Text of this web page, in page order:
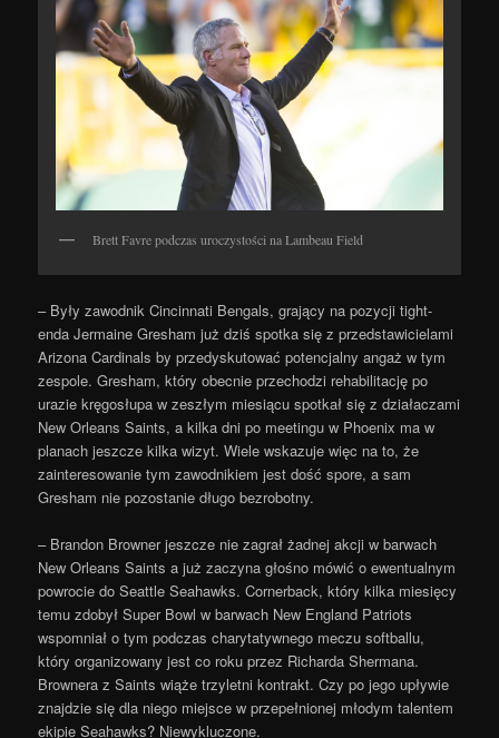
Brett Favre podczas uroczystości na Lambeau Field
– Były zawodnik Cincinnati Bengals, grający na pozycji tight-
enda Jermaine Gresham już dziś spotka się z przedstawicielami
Arizona Cardinals by przedyskutować potencjalny angaż w tym
zespole. Gresham, który obecnie przechodzi rehabilitację po
urazie kręgosłupa w zeszłym miesiącu spotkał się z działaczami
New Orleans Saints, a kilka dni po meetingu w Phoenix ma w
planach jeszcze kilka wizyt. Wiele wskazuje więc na to, że
zainteresowanie tym zawodnikiem jest dość spore, a sam
Gresham nie pozostanie długo bezrobotny.
– Brandon Browner jeszcze nie zagrał żadnej akcji w barwach
New Orleans Saints a już zaczyna głośno mówić o ewentualnym
powrocie do Seattle Seahawks. Cornerback, który kilka miesięcy
temu zdobył Super Bowl w barwach New England Patriots
wspomniał o tym podczas charytatywnego meczu softballu,
który organizowany jest co roku przez Richarda Shermana.
Brownera z Saints wiąże trzyletni kontrakt. Czy po jego upływie
znajdzie się dla niego miejsce w przepełnionej młodym talentem
ekipie Seahawks? Niewykluczone.